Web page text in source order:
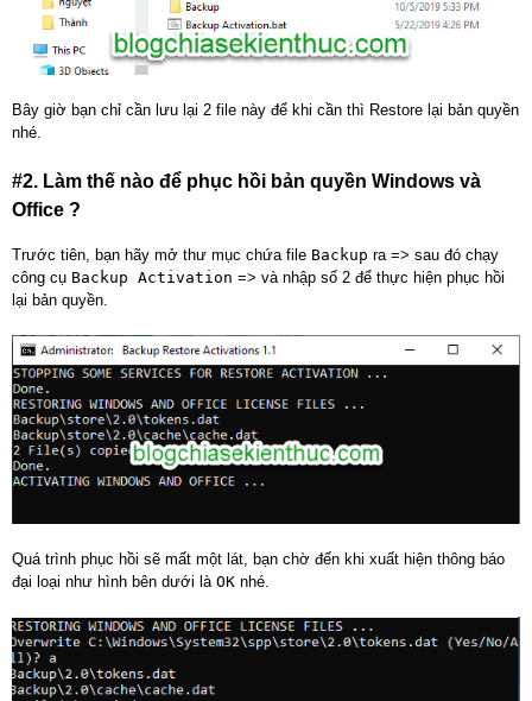
Bây giờ bạn chỉ cần lưu lại 2 file này để khi cần thì Restore lại bản quyền
nhé.
#2. Làm thế nào để phục hồi bản quyền Windows và
Office ?
Trước tiên, bạn hãy mở thư mục chứa file Backup ra => sau đó chạy
công cụ Backup Activation => và nhập số 2 để thực hiện phục hồi
lại bản quyền.
Quá trình phục hồi sẽ mất một lát, bạn chờ đến khi xuất hiện thông báo
đại loại như hình bên dưới là OK nhé.